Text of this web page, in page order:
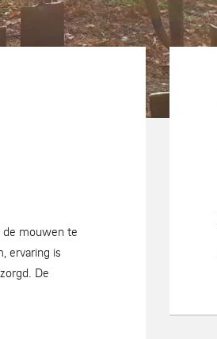
de mouwen te
ervaring is
De